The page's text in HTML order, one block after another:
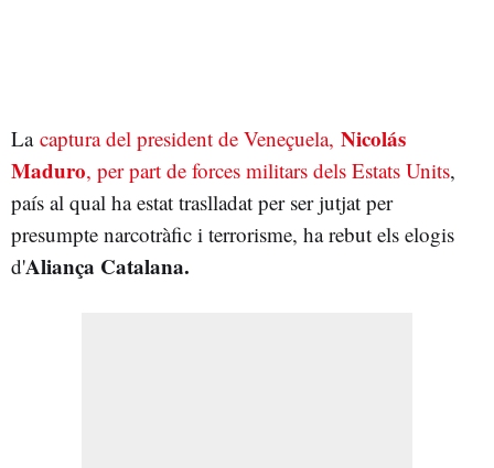
La captura del president de Veneçuela, Nicolás
Maduro, per part de forces militars dels Estats Units,
país al qual ha estat traslladat per ser jutjat per
presumpte narcotràfic i terrorisme, ha rebut els elogis
d'Aliança Catalana.